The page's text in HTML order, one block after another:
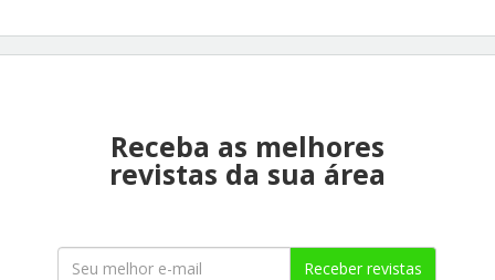
Receba as melhores
revistas da sua área
Receber revistas